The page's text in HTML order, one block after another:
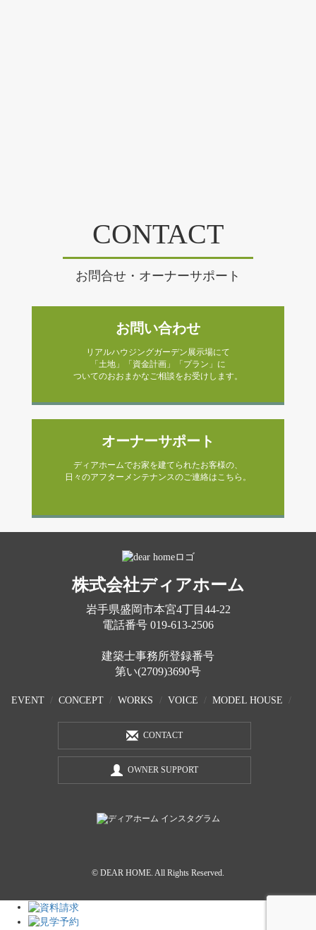
CONTACT
お問合せ・オーナーサポート
お問い合わせ
リアルハウジングガーデン展示場にて
「土地」「資金計画」「プラン」に
ついてのおおまかなご相談をお受けします。
オーナーサポート
ディアホームでお家を建てられたお客様の、
日々のアフターメンテナンスのご連絡はこちら。
株式会社ディアホーム
岩手県盛岡市本宮4丁目44-22
電話番号 019-613-2506
建築士事務所登録番号
第い(2709)3690号
EVENT CONCEPT WORKS VOICE MODEL HOUSE
CONTACT
OWNER SUPPORT
© DEAR HOME. All Rights Reserved.